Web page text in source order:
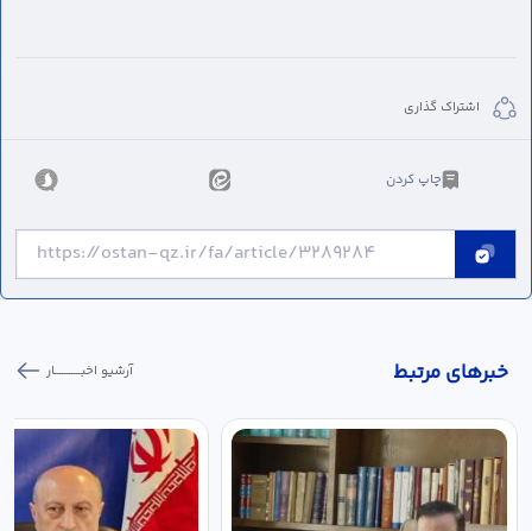
اشتراک گذاری
چاپ کردن
خبر‌های مرتبط آرشیو اخبـــــــــــار